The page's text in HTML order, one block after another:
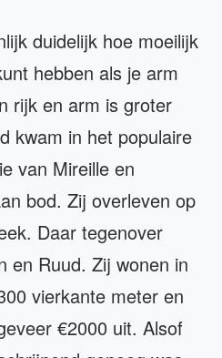
duidelijk hoe moeilijk
hebben als je arm
rijk en arm is groter
kwam in het populaire
van Mireille en
bod. Zij overleven op
Daar tegenover
en Ruud. Zij wonen in
vierkante meter en
€2000 uit. Alsof